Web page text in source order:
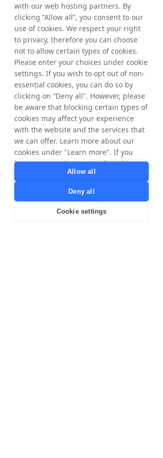
Para obtener más información, póngase en
contacto con:
Matthias Stadelmeyer, director ejecutivo de
Tradedoubler
Teléfono: +46 8 405 08 00
Correo electrónico:
matthias.stadelmeyer@tradedoubler.com
Acerca de Tradedoubler
Tradedoubler es un líder internacional en
marketing y tecnología digital basados en el
rendimiento. Fundada en Suecia en 1999,
Tradedoubler fue pionera en el marketing de
afiliados en Europa y sigue siendo la
empresa de marketing de rendimiento
paneuropea de mayor éxito, combinando un
conocimiento estratégico internacional con
una experiencia detallada en cada país.
objetivos comerciales a través de su red de
with our web hosting partners. By
clicking “Allow all”, you consent to our
use of cookies. We respect your right
to privacy, therefore you can choose
not to allow certain types of cookies.
Please enter your choices under cookie
settings. If you wish to opt out of non-
essential cookies, you can do so by
clicking on “Deny all". However, please
be aware that blocking certain types of
cookies may affect your experience
with the website and the services that
we can offer. Learn more about our
cookies under "Learn more". If you
have any questions regarding this,
privacy@tradedoubler.com
dpo@tradedoubler.com
read more about our data processing
Allow all
Deny all
Cookie settings